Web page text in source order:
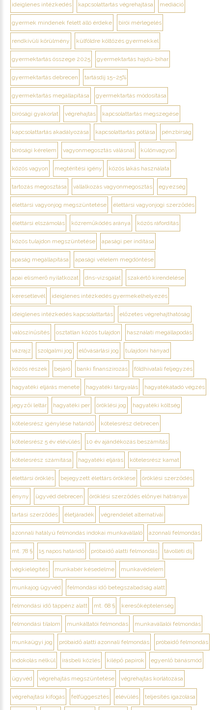
ideiglenes intézkedés kapcsolattartás végrehajtása mediáció
gyermek mindenek felett álló érdeke bírói mérlegelés
rendkívüli körülmény külföldre költözés gyermekkel
gyermektartás összege 2025 gyermektartás hajdú-bihar
gyermektartás debrecen tartásdíj 15–25%
gyermektartás megállapítása gyermektartás módosítása
bírósági gyakorlat végrehajtás kapcsolattartás megszegése
kapcsolattartás akadályozása kapcsolattartás pótlása pénzbírság
bírósági kérelem vagyonmegosztás válásnál különvagyon
közös vagyon megtérítési igény közös lakás használata
tartozás megosztása vállalkozás vagyonmegosztás egyezség
élettársi vagyonjog megszüntetése élettársi vagyonjogi szerződés
élettársi elszámolás közreműködés aránya közös ráfordítás
közös tulajdon megszüntetése apasági per indítása
apaság megállapítása apasági vélelem megdöntése
apai elismerő nyilatkozat dns-vizsgálat szakértő kirendelése
keresetlevél ideiglenes intézkedés gyermekelhelyezés
ideiglenes intézkedés kapcsolattartás előzetes végrehajthatóság
valószínűsítés osztatlan közös tulajdon használati megállapodás
vázrajz szolgalmi jog elővásárlási jog tulajdoni hányad
közös részek bejáró banki finanszírozás földhivatali feljegyzés
hagyatéki eljárás menete hagyatéki tárgyalás hagyatékátadó végzés
jegyzői leltár hagyatéki per öröklési jog hagyatéki költség
kötelesrész igénylése határidő kötelesrész debrecen
kötelesrész 5 év elévülés 10 év ajándékozás beszámítás
kötelesrész számítása hagyatéki eljárás kötelesrész kamat
élettársi öröklés bejegyzett élettárs öröklése öröklési szerződés
ényny ügyvéd debrecen öröklési szerződés előnyei hátrányai
tartási szerződés életjáradék végrendelet alternatívái
azonnali hatályú felmondás indokai munkavállaló azonnali felmondás
mt. 78 § 15 napos határidő próbaidő alatti felmondás távolléti díj
végkielégítés munkabér késedelme munkavédelem
munkajog ügyvéd felmondási idő betegszabadság alatt
felmondási idő táppénz alatt mt. 68 § keresőképtelenség
felmondási tilalom munkáltatói felmondás munkavállalói felmondás
munkaügyi jog próbaidő alatti azonnali felmondás próbaidő felmondás
indokolás nélkül írásbeli közlés kilépő papírok egyenlő bánásmód
ügyvéd végrehajtás megszüntetése végrehajtás korlátozása
végrehajtási kifogás felfüggesztés elévülés teljesítés igazolása